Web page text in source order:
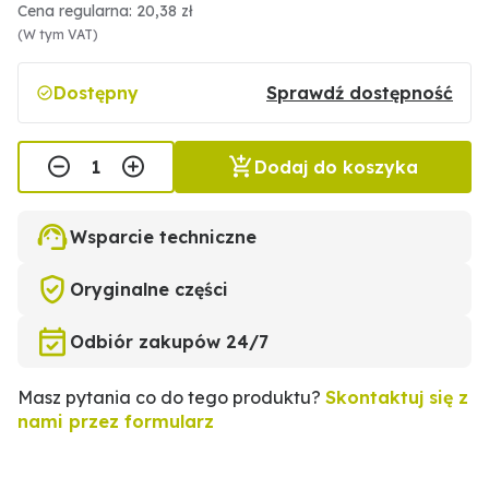
Cena regularna: 20,38 zł
(W tym VAT)
Dostępny Sprawdź dostępność
Dodaj do koszyka
Wsparcie techniczne
Oryginalne części
Odbiór zakupów 24/7
Masz pytania co do tego produktu? Skontaktuj się z
nami przez formularz